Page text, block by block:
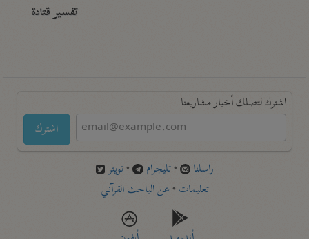
تفسير قتادة
اشترك لتصلك أخبار مشاريعنا
اشترك
راسلنا •تليجرام •تويتر
تعليمات •عن الباحث القرآني